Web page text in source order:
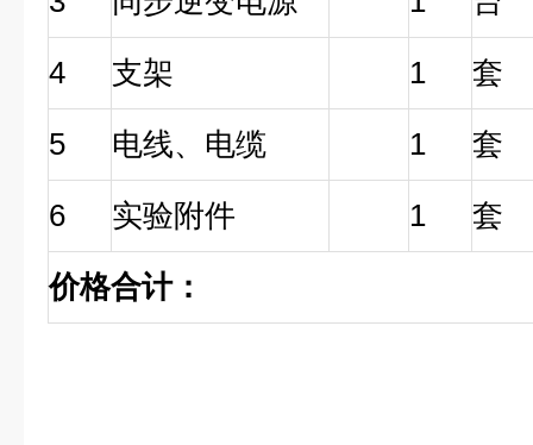
4
支架 1
套
5
电线、电缆 1
套
6
实验附件 1
套
价格合计：